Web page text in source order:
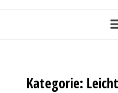
Kategorie: